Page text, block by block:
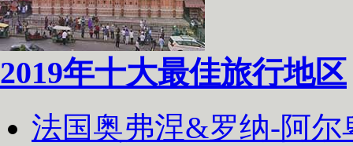
2019年十大最佳旅行地区
法国奥弗涅&罗纳-阿